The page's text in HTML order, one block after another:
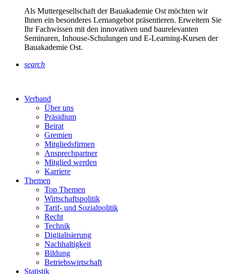
Als Muttergesellschaft der Bauakademie Ost möchten wir
Ihnen ein besonderes Lernangebot präsentieren. Erweitern Sie
Ihr Fachwissen mit den innovativen und baurelevanten
Seminaren, Inhouse-Schulungen und E-Learning-Kursen der
Bauakademie Ost.
search
Verband
Über uns
Präsidium
Beirat
Gremien
Mitgliedsfirmen
Ansprechpartner
Mitglied werden
Karriere
Themen
Top Themen
Wirtschaftspolitik
Tarif- und Sozialpolitik
Recht
Technik
Digitalisierung
Nachhaltigkeit
Bildung
Betriebswirtschaft
Statistik